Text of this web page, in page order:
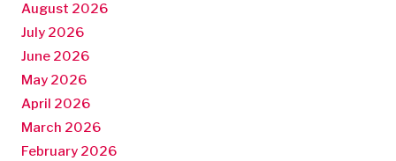
August 2026
July 2026
June 2026
May 2026
April 2026
March 2026
February 2026